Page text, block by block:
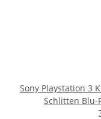
Sony Playstation 3
Schlitten Blu-